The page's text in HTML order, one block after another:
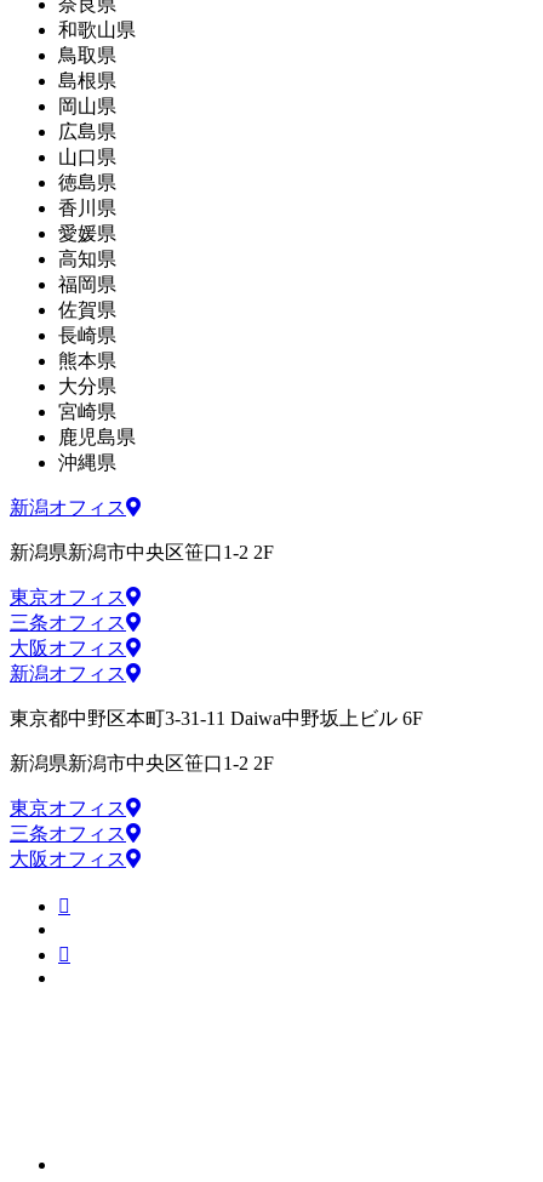
和歌山県
鳥取県
島根県
岡山県
広島県
山口県
徳島県
香川県
愛媛県
高知県
福岡県
佐賀県
長崎県
熊本県
大分県
宮崎県
鹿児島県
沖縄県
新潟オフィス
新潟県新潟市中央区笹口1-2 2F
東京オフィス
三条オフィス
大阪オフィス
新潟オフィス
東京都中野区本町3-31-11 Daiwa中野坂上ビル 6F
新潟県新潟市中央区笹口1-2 2F
東京オフィス
三条オフィス
大阪オフィス